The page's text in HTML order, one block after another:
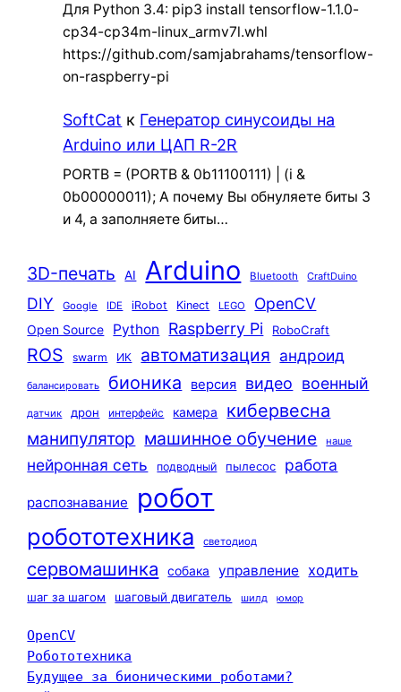
Для Python 3.4: pip3 install tensorflow-1.1.0-
cp34-cp34m-linux_armv7l.whl
https://github.com/samjabrahams/tensorflow-
on-raspberry-pi
SoftCat к Генератор синусоиды на
Arduino или ЦАП R-2R
PORTB = (PORTB & 0b11100111) | (i &
0b00000011); А почему Вы обнуляете биты 3
и 4, а заполняете биты…
3D-печать AI Arduino Bluetooth CraftDuino
DIY Google IDE iRobot Kinect LEGO OpenCV
Open Source Python Raspberry Pi RoboCraft
ROS swarm ИК автоматизация андроид
балансировать бионика версия видео военный
датчик дрон интерфейс камера кибервесна
манипулятор машинное обучение наше
нейронная сеть подводный пылесос работа
распознавание робот
робототехника светодиод
сервомашинка собака управление ходить
шаг за шагом шаговый двигатель шилд юмор
OpenCV
Робототехника
Будущее за бионическими роботами?